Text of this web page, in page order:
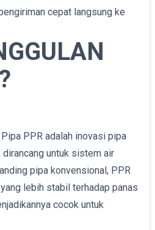
cepat langsung ke
PPR adalah inovasi pipa
untuk sistem air
pipa konvensional, PPR
lebih stabil terhadap panas
cocok untuk